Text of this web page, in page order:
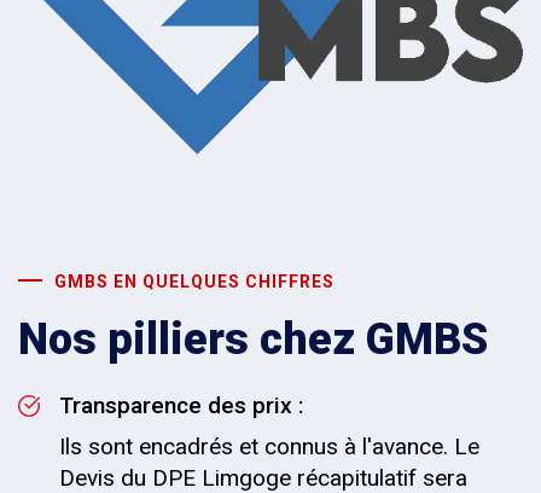
GMBS EN QUELQUES CHIFFRES
Nos pilliers chez GMBS
Transparence des prix :
Ils sont encadrés et connus à l'avance. Le
Devis du DPE Limgoge récapitulatif sera